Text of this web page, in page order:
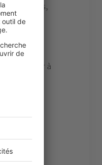
foncières,
nouvelles
780 et
continuer à
(27) sont